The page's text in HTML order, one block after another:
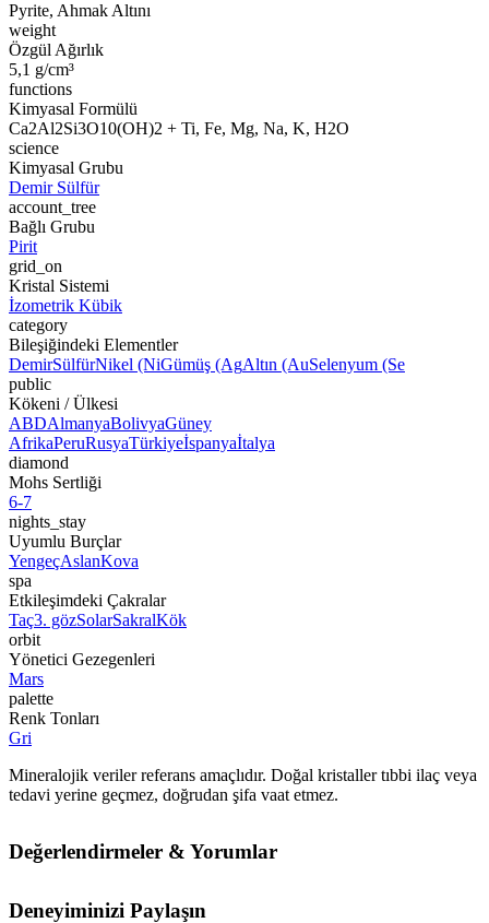
Pyrite, Ahmak Altını
weight
Özgül Ağırlık
5,1 g/cm³
functions
Kimyasal Formülü
Ca2Al2Si3O10(OH)2 + Ti, Fe, Mg, Na, K, H2O
science
Kimyasal Grubu
Demir Sülfür
account_tree
Bağlı Grubu
Pirit
grid_on
Kristal Sistemi
İzometrik Kübik
category
Bileşiğindeki Elementler
DemirSülfürNikel (NiGümüş (AgAltın (AuSelenyum (Se
public
Kökeni / Ülkesi
ABDAlmanyaBolivyaGüney
AfrikaPeruRusyaTürkiyeİspanyaİtalya
diamond
Mohs Sertliği
6-7
nights_stay
Uyumlu Burçlar
YengeçAslanKova
spa
Etkileşimdeki Çakralar
Taç3. gözSolarSakralKök
orbit
Yönetici Gezegenleri
Mars
palette
Renk Tonları
Gri
Mineralojik veriler referans amaçlıdır. Doğal kristaller tıbbi ilaç veya
tedavi yerine geçmez, doğrudan şifa vaat etmez.
Değerlendirmeler & Yorumlar
Deneyiminizi Paylaşın